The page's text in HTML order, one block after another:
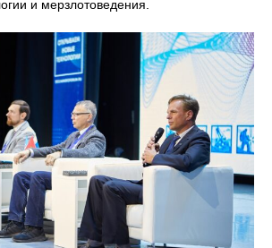
и мерзлотоведения.